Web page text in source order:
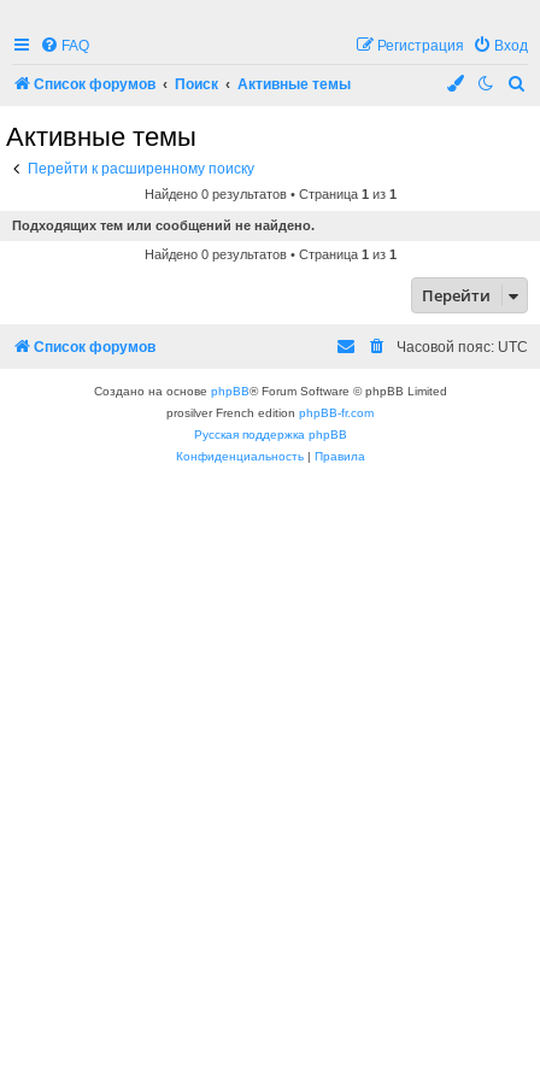
FAQ Вход
Регистрация
Список форумов Поиск Активные темы
Активные темы
Перейти к расширенному поиску
Найдено 0 результатов • Страница 1из 1
Подходящих тем или сообщений не найдено.
Найдено 0 результатов • Страница 1из 1
Перейти
Список форумов Часовой пояс: UTC
Создано на основе phpBB® Forum Software © phpBB Limited
prosilver French edition phpBB-fr.com
Русская поддержка phpBB
Конфиденциальность| Правила